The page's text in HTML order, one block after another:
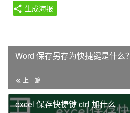
生成海报
Word 保存另存为快捷键是什么？
上一篇
excel 保存快捷键 ctrl 加什么